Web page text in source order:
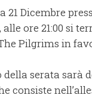
21 Dicembre
alle ore 21:00 si
Pilgrims in
della serata sarà
consiste